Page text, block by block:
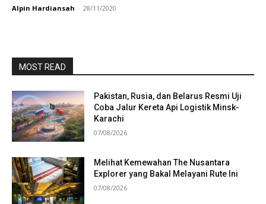
Alpin Hardiansah - 28/11/2020
MOST READ
Pakistan, Rusia, dan Belarus Resmi Uji
Coba Jalur Kereta Api Logistik Minsk-
Karachi
07/08/2026
Melihat Kemewahan The Nusantara
Explorer yang Bakal Melayani Rute Ini
07/08/2026